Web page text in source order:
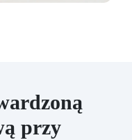
przy